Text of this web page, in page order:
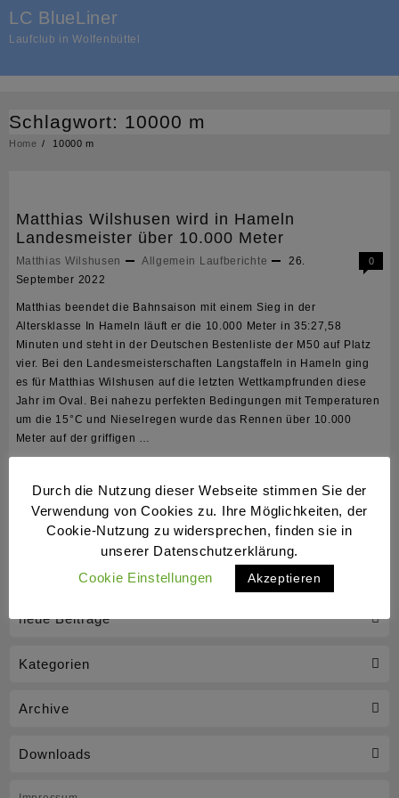
content
LC BlueLiner
Laufclub in Wolfenbüttel
neue Beiträge
Kategorien
Archive
Downloads
Schlagwort: 10000 m
Home 10000 m
Matthias Wilshusen wird in Hameln
Landesmeister über 10.000 Meter
Matthias Wilshusen Allgemein Laufberichte
26.
September 2022
0
Matthias beendet die Bahnsaison mit einem Sieg in der
Altersklasse In Hameln läuft er die 10.000 Meter in 35:27,58
Minuten und steht in der Deutschen Bestenliste der M50 auf Platz
vier. Bei den Landesmeisterschaften Langstaffeln in Hameln ging
es für Matthias Wilshusen auf die letzten Wettkampfrunden diese
Jahr im Oval. Bei nahezu perfekten Bedingungen mit Temperaturen
um die 15°C und Nieselregen wurde das Rennen über 10.000
Meter auf der griffigen …
Wilshusen
Durch die Nutzung dieser Webseite stimmen Sie der
Verwendung von Cookies zu. Ihre Möglichkeiten, der
Cookie-Nutzung zu widersprechen, finden sie in
unserer Datenschutzerklärung.
Cookie Einstellungen
Akzeptieren